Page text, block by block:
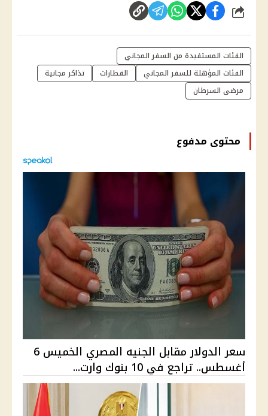
شارك
الفئات المستفيدة من السفر المجاني
الفئات المؤهلة للسفر المجاني
القطارات
تذاكر مجانية
مرضى السرطان
محتوى مدفوع
سعر الدولار مقابل الجنيه المصري الخميس 6
أغسطس.. تراجع في 10 بنوك وارت...